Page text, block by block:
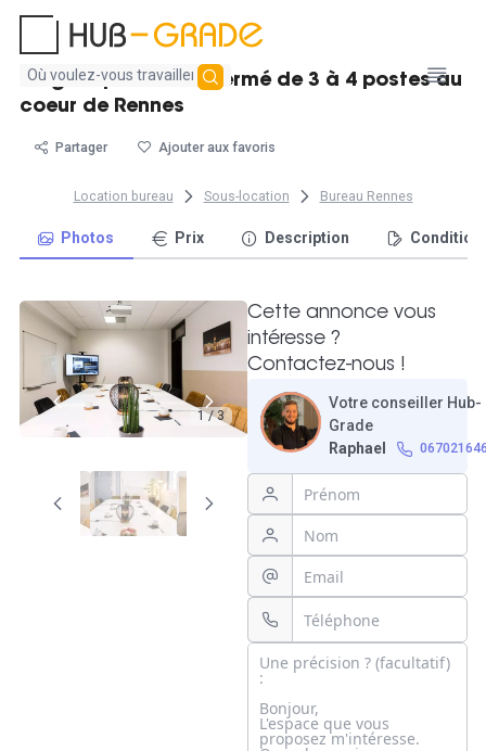
Aucun
résultat
Magnifique bureau fermé de 3 à 4 postes au
coeur de Rennes
Partager Ajouter aux favoris
Location bureau Sous-location Bureau Rennes
Photos Prix Description
1 / 3
Cette annonce vous
intéresse ?
Contactez-nous !
Votre conseiller Hub-
Grade
Raphael